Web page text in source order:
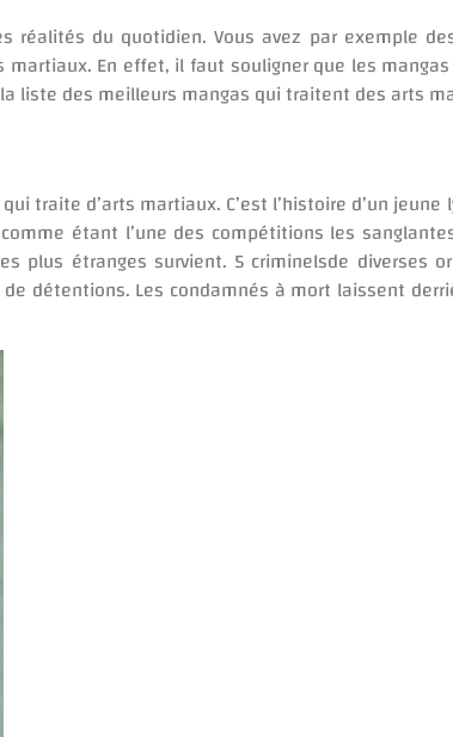
du quotidien. Vous avez par exemple
En effet, il faut souligner que les
liste des meilleurs mangas qui traitent des arts
traite d’arts martiaux. C’est l’histoire d’un jeune
comme étant l’une des compétitions les
plus étranges survient. 5 criminelsde diverses
détentions. Les condamnés à mort laissent